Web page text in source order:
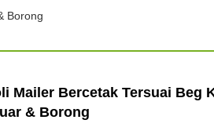
Borong
Mailer Bercetak Tersuai Beg
& Borong